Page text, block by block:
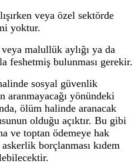
veya özel sektörde
yoktur.
malullük aylığı ya da
feshetmiş bulunması gerekir.
sosyal güvenlik
aranmayacağı yönündeki
ölüm halinde aranacak
olduğu açıktır. Bu gibi
ve toptan ödemeye hak
borçlanması kıdem